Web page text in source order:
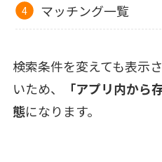
マッチング一覧
検索条件を変えても表示
いため、
「アプリ内から
態になります。